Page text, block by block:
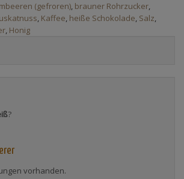
(gefroren), brauner Rohrzucker,
, Kaffee, heiße Schokolade, Salz,
, Honig
?
vorhanden.